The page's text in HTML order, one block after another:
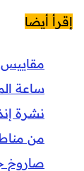
إقرأ أيضا
ساعة
نشرة
من
صاروخ